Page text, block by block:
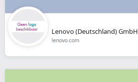
Lenovo (Deutschland) GmbH
lenovo.com